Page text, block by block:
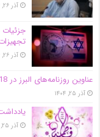
آذر ۲۶, ۱۴۰۴
آذر ۲۶, ۱۴۰۴
عناوین روزنامه‌های البرز در ‌18 آذرماه/صدرنشینی در ارائه خدمات زایمان بی‌درد
آذر ۲۵, ۱۴۰۴
آذر ۲۵, ۱۴۰۴